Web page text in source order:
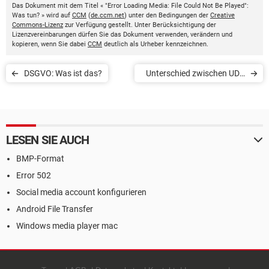
Das Dokument mit dem Titel « "Error Loading Media: File Could Not Be Played":
Was tun? » wird auf CCM (de.ccm.net) unter den Bedingungen der Creative
Commons-Lizenz zur Verfügung gestellt. Unter Berücksichtigung der
Lizenzvereinbarungen dürfen Sie das Dokument verwenden, verändern und
kopieren, wenn Sie dabei CCM deutlich als Urheber kennzeichnen.
DSGVO: Was ist das?
Unterschied zwischen UDP
LESEN SIE AUCH
BMP-Format
Error 502
Social media account konfigurieren
Android File Transfer
Windows media player mac